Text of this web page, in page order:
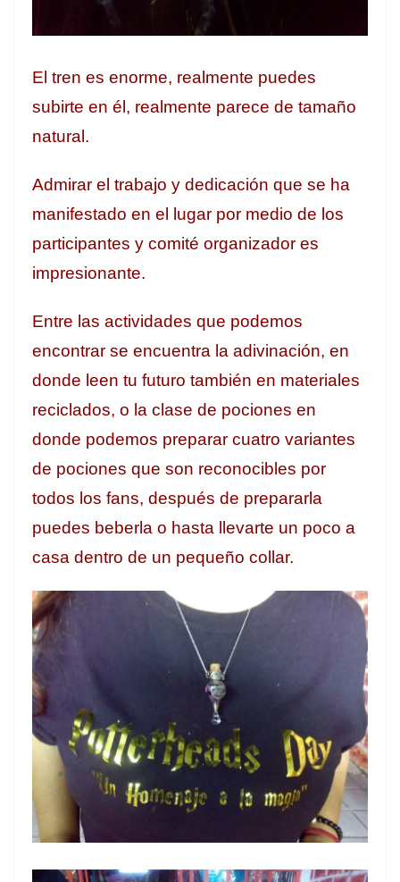
El tren es enorme, realmente puedes
subirte en él, realmente parece de tamaño
natural.
Admirar el trabajo y dedicación que se ha
manifestado en el lugar por medio de los
participantes y comité organizador es
impresionante.
Entre las actividades que podemos
encontrar se encuentra la adivinación, en
donde leen tu futuro también en materiales
reciclados, o la clase de pociones en
donde podemos preparar cuatro variantes
de pociones que son reconocibles por
todos los fans, después de prepararla
puedes beberla o hasta llevarte un poco a
casa dentro de un pequeño collar.